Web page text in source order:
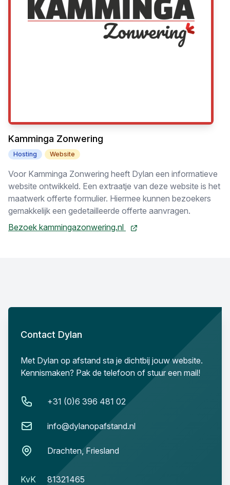
Kamminga Zonwering
Hosting Website
Voor Kamminga Zonwering heeft Dylan een informatieve
website ontwikkeld. Een extraatje van deze website is het
maatwerk offerte formulier. Hiermee kunnen bezoekers
gemakkelijk een gedetailleerde offerte aanvragen.
Bezoek kammingazonwering.nl
Contact Dylan
Contact Dylan
Met Dylan op afstand sta je dichtbij jouw website.
Kennismaken? Pak de telefoon of stuur een mail!
Telefoonnummer
+31 (0)6 396 481 02
Email info@dylanopafstand.nl
Locatie Drachten, Friesland
KvK:
KvK 81321465